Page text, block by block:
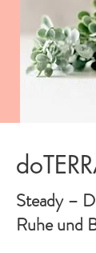
Steady –
Ruhe und